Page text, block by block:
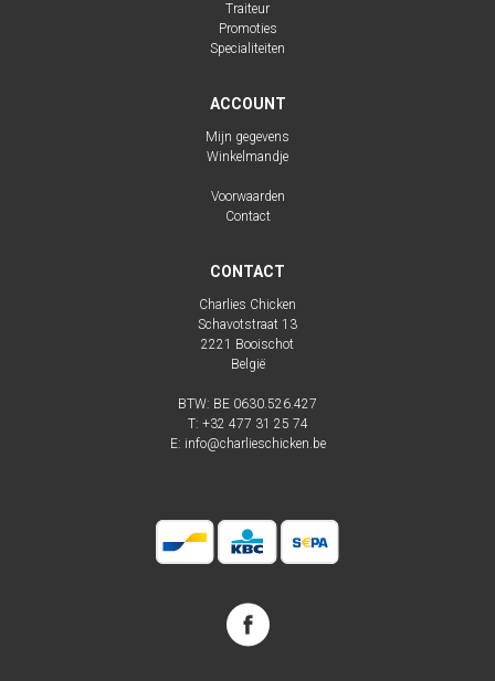
Traiteur
Promoties
Specialiteiten
ACCOUNT
Mijn gegevens
Winkelmandje
Voorwaarden
Contact
CONTACT
Charlies Chicken
Schavotstraat 13
2221 Booischot
België
BTW: BE 0630.526.427
T: +32 477 31 25 74
E: info@charlieschicken.be